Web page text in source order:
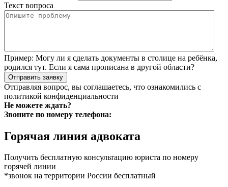
Текст вопроса
Пример: Могу ли я сделать документы в столице на ребёнка,
родился тут. Если я сама прописана в другой области?
Отправить заявку
Отправляя вопрос, вы соглашаетесь, что ознакомились с
политикой конфиденциальности
Не можете ждать?
Звоните по номеру телефона:
Горячая линия адвоката
Получить бесплатную консультацию юриста по номеру
горячей линии
*звонок на территории России бесплатный